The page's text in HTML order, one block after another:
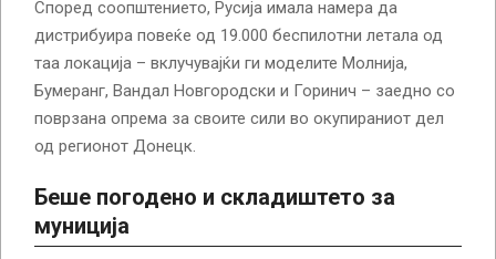
Според соопштението, Русија имала намера да
дистрибуира повеќе од 19.000 беспилотни летала од
таа локација – вклучувајќи ги моделите Молнија,
Бумеранг, Вандал Новгородски и Горинич – заедно со
поврзана опрема за своите сили во окупираниот дел
од регионот Донецк.
Беше погодено и складиштето за
муниција